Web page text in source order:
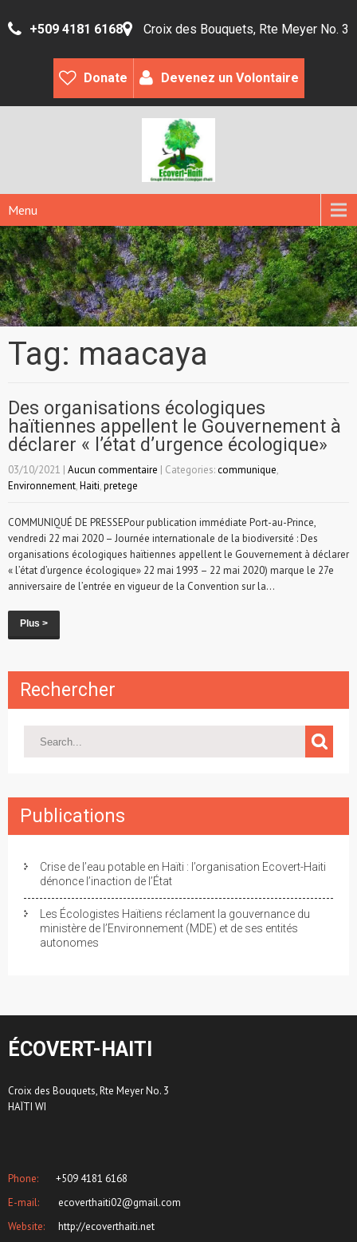
+509 4181 6168 Croix des Bouquets, Rte Meyer No. 3
Donate Devenez un Volontaire
Menu
Tag: maacaya
Des organisations écologiques
haïtiennes appellent le Gouvernement à
déclarer « l’état d’urgence écologique»
03/10/2021 | Aucun commentaire | Categories:communique,
Environnement,Haiti,pretege
COMMUNIQUÉ DE PRESSEPour publication immédiate Port-au-Prince,
vendredi 22 mai 2020 – Journée internationale de la biodiversité : Des
organisations écologiques haïtiennes appellent le Gouvernement à déclarer
« l’état d’urgence écologique» 22 mai 1993 – 22 mai 2020) marque le 27e
anniversaire de l’entrée en vigueur de la Convention sur la...
Plus >
Rechercher
Publications
Crise de l’eau potable en Haïti : l’organisation Ecovert-Haiti
dénonce l’inaction de l’État
Les Écologistes Haïtiens réclament la gouvernance du
ministère de l’Environnement (MDE) et de ses entités
autonomes
ÉCOVERT-HAITI
Croix des Bouquets, Rte Meyer No. 3
HAÏTI WI
Phone:
+509 4181 6168
E-mail:
ecoverthaiti02@gmail.com
Website:
http://ecoverthaiti.net